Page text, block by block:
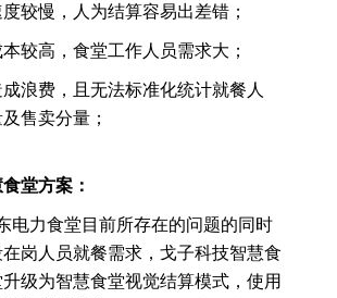
较慢，人为结算容易出差错；
较高，食堂工作人员需求大；
浪费，且无法标准化统计就餐人
售卖分量；
堂方案：
力食堂目前所存在的问题的同时
岗人员就餐需求，戈子科技智慧食
级为智慧食堂视觉结算模式，使用